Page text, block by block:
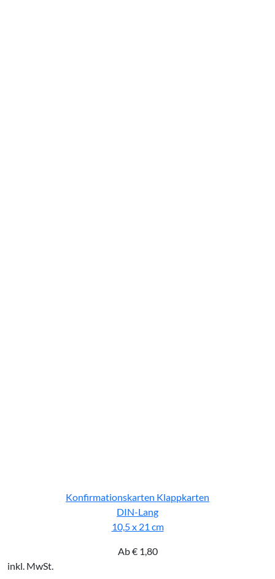
Konfirmationskarten Klappkarten
DIN-Lang
10,5 x 21 cm
Ab€1,80
inkl. MwSt.